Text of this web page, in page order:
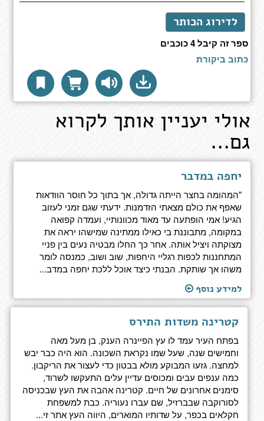
לדירוג הכותר
ספר זה קיבל 4 כוכבים
כתוב ביקורת
אולי יעניין אותך לקרוא
גם...
יחפה במדבר
"המהומה בחצר הייתה גדולה, אך בתוך כל חוסר הוודאות
שאפף את כולם מצאתי הזדמנות. ידעתי שגם זמני לעזוב
הגיע! אמי הופתעה עד מאוד מכוונותיי, ועמדה קפואה
במקומה, מתבוננת בי כאילו ממתינה שמישהו יראה את
מצוקתה ויציל אותה. אחר כך החלו מבטיה נעים בין פניי
המתחננות לכפות רגליי היחפות, שוב ושוב, כמנסה לומר
משהו אך שותקת. הבנתי כיצד אוכל ללכת יחפה במדב...
למידע נוסף
קטרינה משדות התירס
בפתח העיר עמד לו עץ הפיינרה הענק, בן מעל מאה
וחמישים שנה, שעל שמו נקראת השכונה. הוא היה כבר יבש
למחצה. גזעו המבוקע מולא בבטון כדי לעצור את הריקבון.
כמה ענפים עבים ומכוסים עדיין עלים התעקשו לשרוד,
סימנים אחרונים של חיים. קטרינה אהבה את העץ שבכניסה
לסורוקבה שבברזיל, שם עברו נעוריה. כבת למשפחת
חקלאים בכפר, על שדותיו המוארים, היווה העץ אתר זי...